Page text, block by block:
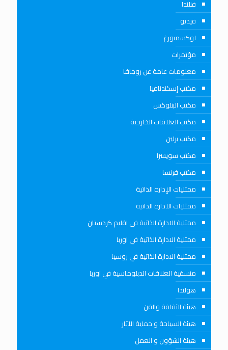
فنلندا
فيديو
لوكسمبورغ
مؤتمرات
معلومات عامة عن روجافا
مكتب إسكندنافيا
مكتب البنلوكس
مكتب العلاقات الخارجية
مكتب برلين
مكتب سويسرا
مكتب فرنسا
ممثليات الإدارة الذاتية
ممثليات الادارة الذاتية
ممثلية الادارة الذاتية في اقليم كردستان
ممثلية الادارة الذاتية في اوربا
ممثلية الادارة الذاتية في روسيا
منسقية العلاقات الدبلوماسية في اوربا
هولندا
هيئة الثقافة والفن
هيئة السياحة و حماية الآثار
هيئة الشؤون و العمل